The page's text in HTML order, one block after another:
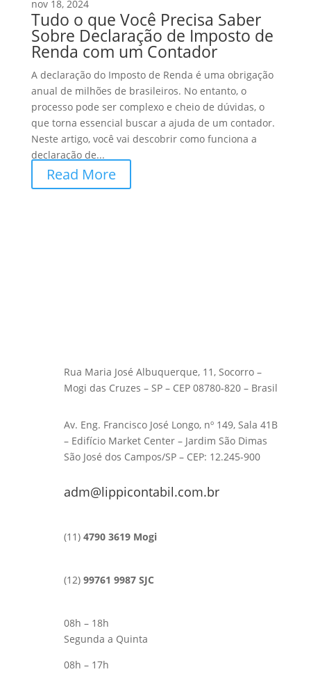
nov 18, 2024
Tudo o que Você Precisa Saber
Sobre Declaração de Imposto de
Renda com um Contador
A declaração do Imposto de Renda é uma obrigação
anual de milhões de brasileiros. No entanto, o
processo pode ser complexo e cheio de dúvidas, o
que torna essencial buscar a ajuda de um contador.
Neste artigo, você vai descobrir como funciona a
declaração de...
Read More
Rua Maria José Albuquerque, 11, Socorro –
Mogi das Cruzes – SP – CEP 08780-820 – Brasil
Av. Eng. Francisco José Longo, nº 149, Sala 41B
– Edifício Market Center – Jardim São Dimas
São José dos Campos/SP – CEP: 12.245-900
adm@lippicontabil.com.br
(11) 4790 3619 Mogi
(12) 99761 9987 SJC
08h – 18h
Segunda a Quinta
08h – 17h